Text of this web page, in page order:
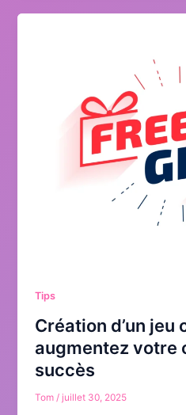
Tips
Création d’un jeu
augmentez votre
succès
Tom /juillet 30, 2025